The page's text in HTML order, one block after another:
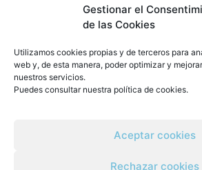
Gestionar el
de las Cookies
Utilizamos cookies propias y de terceros para
web y, de esta manera, poder optimizar y
nuestros servicios.
Puedes consultar nuestra política de cookies.
Aceptar cookies
Rechazar cookies
46930 Quart de Poblet, Valencia
Teléfono: 960 101 331
WhatsApp: 611 319 273